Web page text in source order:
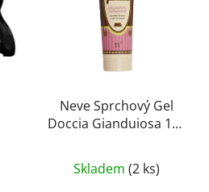
Neve Sprchový Gel
Doccia Gianduiosa 150
Skladem (2 ks)